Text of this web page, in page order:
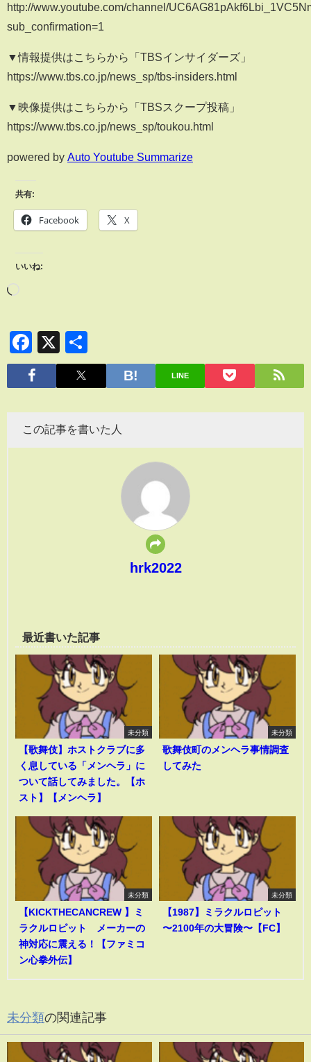
http://www.youtube.com/channel/
sub_confirmation=1
▼情報提供はこちらから「TBSインサイダーズ」
https://www.tbs.co.jp/news_sp/tbs-insiders.html
▼映像提供はこちらから「TBSスクープ投稿」
https://www.tbs.co.jp/news_sp/toukou.html
powered by Auto Youtube Summarize
共有:
Facebook X
いいね:
Facebook
X
有
LINE
この記事を書いた人
hrk2022
最近書いた記事
未分類
【歌舞伎】ホストクラブに多
く息している「メンヘラ」に
ついて話してみました。【ホ
スト】【メンヘラ】
未分類
歌舞伎町のメンヘラ事情調査
してみた
未分類
【KICKTHECANCREW 】ミ
ラクルロピット メーカーの
神対応に震える！【ファミコ
ン心拳外伝】
未分類
【1987】ミラクルロピット
〜2100年の大冒険〜【FC】
未分類の関連記事